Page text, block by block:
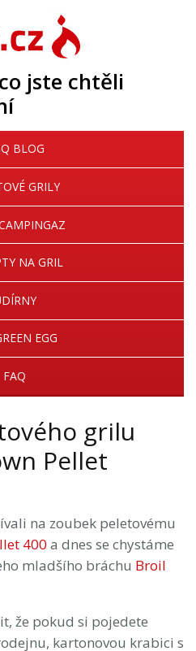
jste chtěli
BLOG
GRILY
NA GRIL
EGG
FAQ
grilu
Pellet
na zoubek peletovému
400 a dnes se chystáme
mladšího bráchu Broil
že pokud si pojedete
kartonovou krabici s